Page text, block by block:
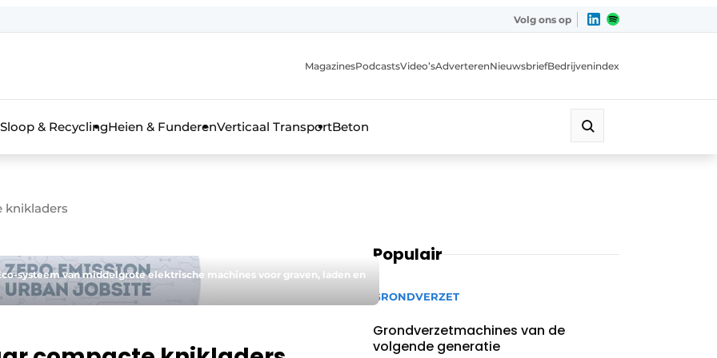
de aanmelding
voor de aanmelding FR
& bouwmachines
Volg ons op
MagazinesPodcastsVideo’sAdverterenNieuwsbriefBedrijvenindex
Sloop & RecyclingHeien & FunderenVerticaal TransportBeton
knikladers
systeem van middelgrote elektrische machines voor graven, laden en
Populair
GRONDVERZET
Grondverzetmachines van de
volgende generatie